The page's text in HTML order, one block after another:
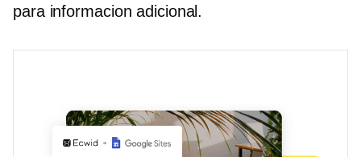
para informacion adicional.